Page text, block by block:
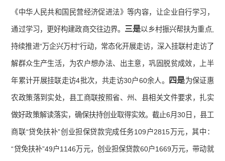
《中华人民共和国民营经济促进法》等内容，让企业自行学习，
通过学习，更好构建政商交往边界。 三是以乡村振兴帮扶为重点,
持续推进“万企兴万村”行动，常态化开展走访，深入挂联村走访了
解群众生产生活，为农户想办法、出主意，巩固脱贫成效，上半
年累计开展挂联走访4批次，共走访30户60余人。 四是为保证惠
农政策落到实处，县工商联按照省、州、县相关文件要求，扎实
做好政策解读落实，确保扶持创业取得实效。截止6月30日，县工
商联“贷免扶补”创业担保贷款完成任务109户2815万元，其中：
“贷免扶补”49户1146万元，创业担保贷款60户1669万元，带动就